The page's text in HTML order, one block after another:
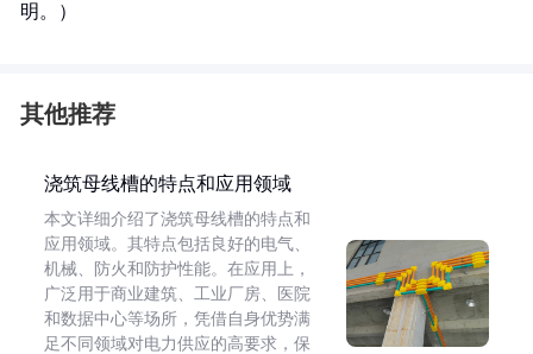
明。）
其他推荐
浇筑母线槽的特点和应用领域
本文详细介绍了浇筑母线槽的特点和
应用领域。其特点包括良好的电气、
机械、防火和防护性能。在应用上，
广泛用于商业建筑、工业厂房、医院
和数据中心等场所，凭借自身优势满
足不同领域对电力供应的高要求，保